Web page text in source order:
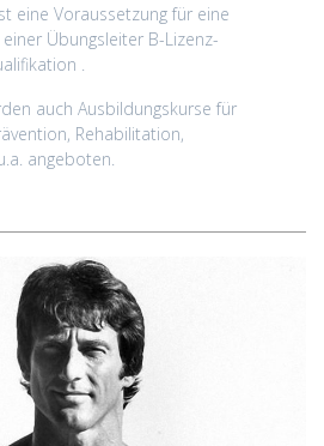
eine Voraussetzung für eine
Übungsleiter B-Lizenz-
.
auch Ausbildungskurse für
Rehabilitation,
angeboten.